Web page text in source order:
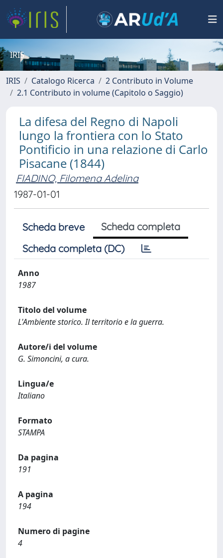
IRIS
IRIS Catalogo Ricerca
2 Contributo in Volume
2.1 Contributo in volume (Capitolo o Saggio)
La difesa del Regno di Napoli
lungo la frontiera con lo Stato
Pontificio in una relazione di Carlo
Pisacane (1844)
FIADINO, Filomena Adelina
1987-01-01
Scheda breve
Scheda completa
Scheda completa (DC)
Anno
1987
Titolo del volume
L'Ambiente storico. Il territorio e la guerra.
Autore/i del volume
G. Simoncini, a cura.
Lingua/e
Italiano
Formato
STAMPA
Da pagina
191
A pagina
194
Numero di pagine
4